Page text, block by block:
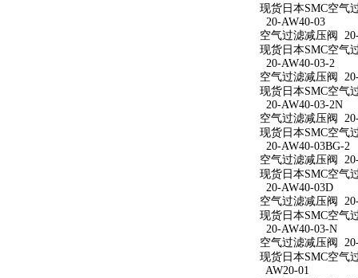
现货日本SMC空气
20-AW40-03
空气过滤减压阀
现货日本SMC空气
20-AW40-03-2
空气过滤减压阀
现货日本SMC空气
20-AW40-03-2N
空气过滤减压阀
现货日本SMC空气
20-AW40-03BG-2
空气过滤减压阀
现货日本SMC空气
20-AW40-03D
空气过滤减压阀
现货日本SMC空气
20-AW40-03-N
空气过滤减压阀
现货日本SMC空气
AW20-01